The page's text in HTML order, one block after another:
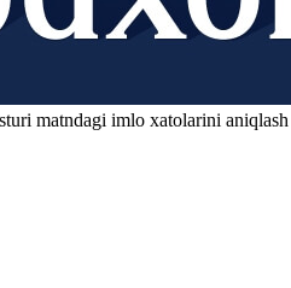
matndagi imlo xatolarini